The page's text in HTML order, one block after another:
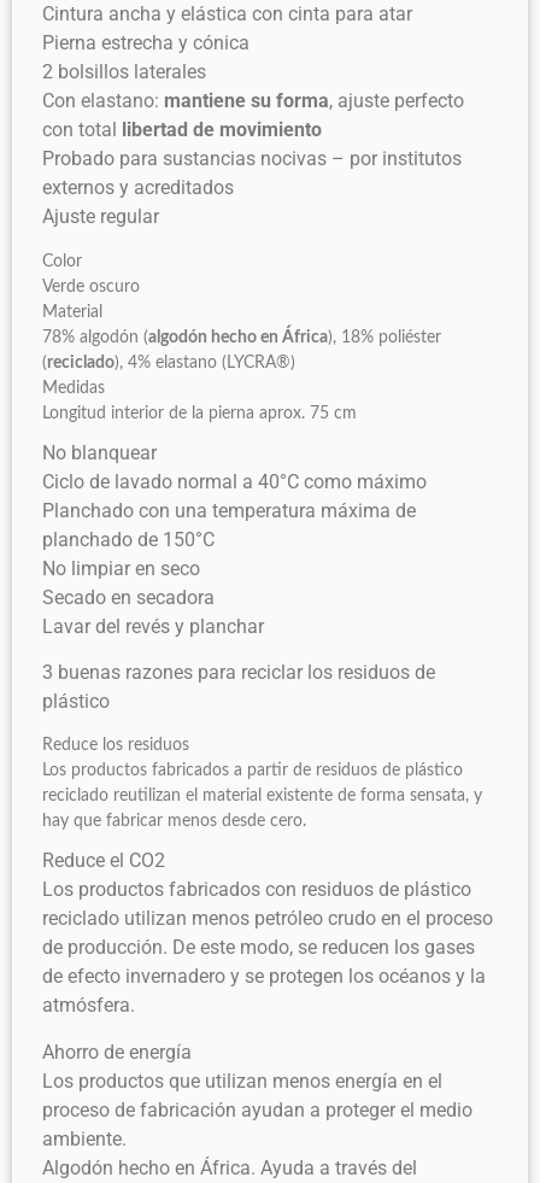
Cintura ancha y elástica con cinta para atar
Pierna estrecha y cónica
2 bolsillos laterales
Con elastano: mantiene su forma, ajuste perfecto
con total
libertad de movimiento
Probado para sustancias nocivas – por institutos
externos y acreditados
Ajuste regular
Color
Verde oscuro
Material
78% algodón (algodón hecho en África), 18% poliéster
(reciclado), 4% elastano (LYCRA®)
Medidas
Longitud interior de la pierna aprox. 75 cm
No blanquear
Ciclo de lavado normal a 40°C como máximo
Planchado con una temperatura máxima de
planchado de 150°C
No limpiar en seco
Secado en secadora
Lavar del revés y planchar
3 buenas razones para reciclar los residuos de
plástico
Reduce los residuos
Los productos fabricados a partir de residuos de plástico
reciclado reutilizan el material existente de forma sensata, y
hay que fabricar menos desde cero.
Reduce el CO2
Los productos fabricados con residuos de plástico
reciclado utilizan menos petróleo crudo en el proceso
de producción. De este modo, se reducen los gases
de efecto invernadero y se protegen los océanos y la
atmósfera.
Ahorro de energía
Los productos que utilizan menos energía en el
proceso de fabricación ayudan a proteger el medio
ambiente.
Algodón hecho en África. Ayuda a través del